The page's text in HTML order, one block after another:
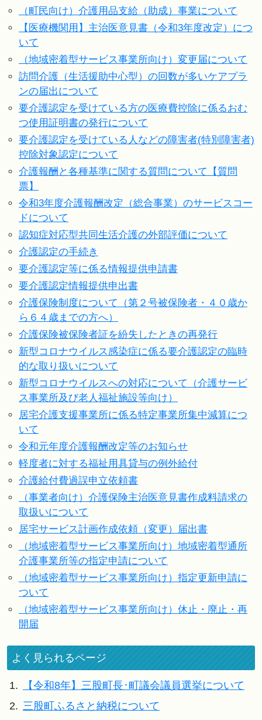
（町民向け）介護用品支給（助成）事業について
【医療機関用】主治医意見書（令和3年度改定）につ
いて
（地域密着型サービス事業所向け）変更届について
訪問介護（生活援助中心型）の回数が多いケアプラ
ンの届出について
要介護認定を受けている方の医療費控除に係るおむ
つ使用証明書の発行について
要介護認定を受けている人などの障害者(特別障害者)
控除対象認定について
介護報酬と各種基準に関する質問について【質問
票】
令和3年度介護報酬改定（総合事業）のサービスコー
ドについて
認知症対応型共同生活介護の外部評価について
介護認定の手続き
要介護認定等に係る情報提供申請書
要介護認定情報提供申出書
介護保険制度について（第２号被保険者・４０歳か
ら６４歳までの方へ）
介護保険被保険者証を紛失したときの再発行
新型コロナウイルス感染症に係る要介護認定の臨時
的な取り扱いについて
新型コロナウイルスへの対応について（介護サービ
ス事業所及び老人福祉施設等向け）
居宅介護支援事業所に係る特定事業所集中減算につ
いて
令和元年度介護報酬改定等のお知らせ
軽度者に対する福祉用具貸与の例外給付
介護給付費過誤申立依頼書
（事業者向け）介護保険主治医意見書作成料請求の
取扱いについて
居宅サービス計画作成依頼（変更）届出書
（地域密着型サービス事業所向け）地域密着型通所
介護事業所等の指定申請について
（地域密着型サービス事業所向け）指定更新申請に
ついて
（地域密着型サービス事業所向け）休止・廃止・再
開届
よく見られるページ
1.
【令和8年】三股町長･町議会議員選挙について
2. 三股町ふるさと納税について